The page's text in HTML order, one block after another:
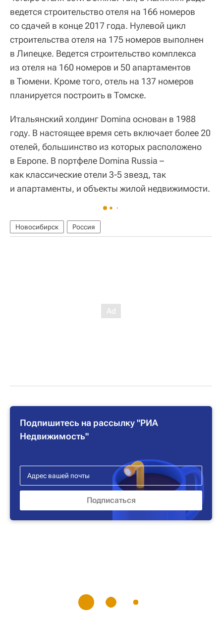
ведется строительство отеля на 166 номеров
со сдачей в конце 2017 года. Нулевой цикл
строительства отеля на 175 номеров выполнен
в Липецке. Ведется строительство комплекса
из отеля на 160 номеров и 50 апартаментов
в Тюмени. Кроме того, отель на 137 номеров
планируется построить в Томске.
Итальянский холдинг Domina основан в 1988
году. В настоящее время сеть включает более 20
отелей, большинство из которых расположено
в Европе. В портфеле Domina Russia –
как классические отели 3-5 звезд, так
и апартаменты, и объекты жилой недвижимости.
Новосибирск Россия
Подпишитесь на рассылку "РИА
Недвижимость"